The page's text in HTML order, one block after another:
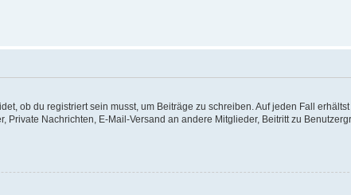
ob du registriert sein musst, um Beiträge zu schreiben. Auf jeden Fall
Nachrichten, E-Mail-Versand an andere Mitglieder, Beitritt zu